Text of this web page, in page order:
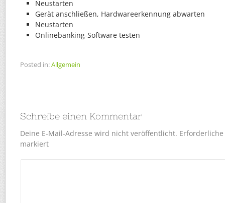
Neustarten
Gerät anschließen, Hardwareerkennung abwarten
Neustarten
Onlinebanking-Software testen
Posted in:Allgemein
Schreibe einen Kommentar
Deine E-Mail-Adresse wird nicht veröffentlicht.
markiert